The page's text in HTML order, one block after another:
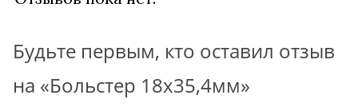
Будьте первым, кто оставил отзыв
на «Больстер 18х35,4мм»